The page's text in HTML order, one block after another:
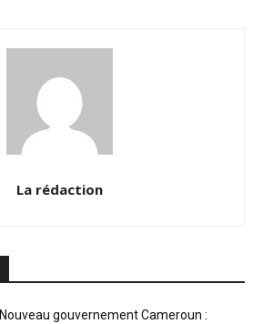
La rédaction
Nouveau gouvernement Cameroun :